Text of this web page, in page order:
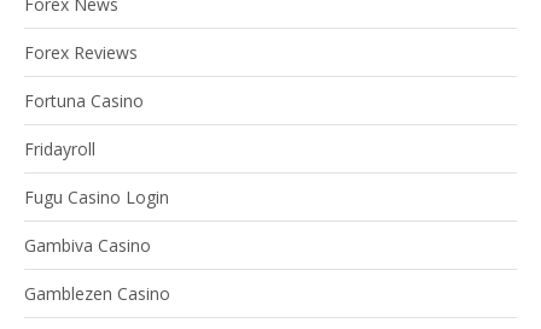
Forex Reviews
Fortuna Casino
Fridayroll
Fugu Casino Login
Gambiva Casino
Gamblezen Casino